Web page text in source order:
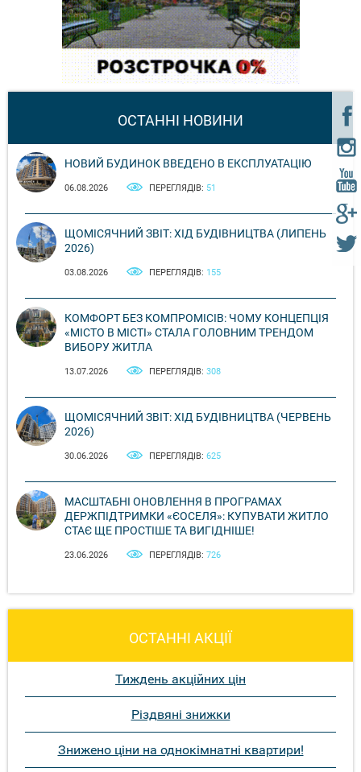
ОСТАННІ НОВИНИ
НОВИЙ БУДИНОК ВВЕДЕНО В ЕКСПЛУАТАЦІЮ
06.08.2026 ПЕРЕГЛЯДІВ: 51
ЩОМІСЯЧНИЙ ЗВІТ: ХІД БУДІВНИЦТВА (ЛИПЕНЬ
2026)
03.08.2026 ПЕРЕГЛЯДІВ: 155
КОМФОРТ БЕЗ КОМПРОМІСІВ: ЧОМУ КОНЦЕПЦІЯ
«МІСТО В МІСТІ» СТАЛА ГОЛОВНИМ ТРЕНДОМ
ВИБОРУ ЖИТЛА
13.07.2026 ПЕРЕГЛЯДІВ: 308
ЩОМІСЯЧНИЙ ЗВІТ: ХІД БУДІВНИЦТВА (ЧЕРВЕНЬ
2026)
30.06.2026 ПЕРЕГЛЯДІВ: 625
МАСШТАБНІ ОНОВЛЕННЯ В ПРОГРАМАХ
ДЕРЖПІДТРИМКИ «ЄОСЕЛЯ»: КУПУВАТИ ЖИТЛО
СТАЄ ЩЕ ПРОСТІШЕ ТА ВИГІДНІШЕ!
23.06.2026 ПЕРЕГЛЯДІВ: 726
ОСТАННІ АКЦІЇ
Тиждень акційних цін
Різдвяні знижки
Знижено ціни на однокімнатні квартири!